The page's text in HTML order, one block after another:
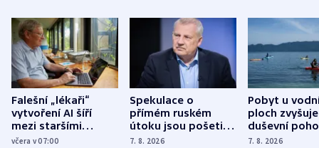
Falešní „lékaři“
vytvoření AI šíří
mezi staršími
Poláky nebezpečné
včera v 07:00
Spekulace o
přímém ruském
útoku jsou pošetilé,
míní estonský
7. 8. 2026
Pobyt u
ploch zvyšuje
duševní
ukázala
7. 8. 2026